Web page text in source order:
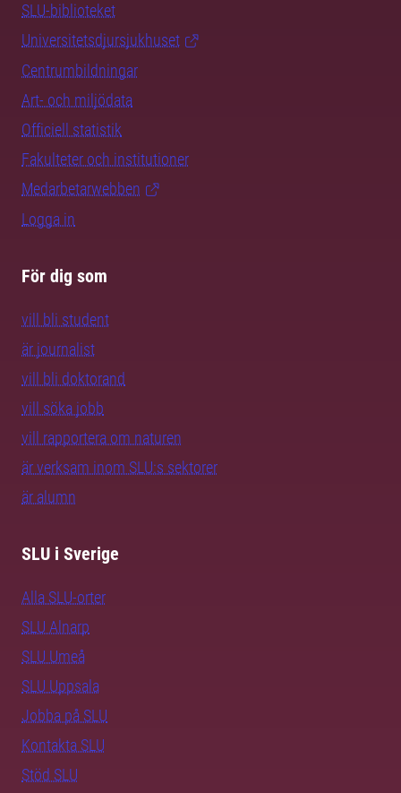
SLU-biblioteket
Universitetsdjursjukhuset
Centrumbildningar
Art- och miljödata
Officiell statistik
Fakulteter och institutioner
Medarbetarwebben
Logga in
För dig som
vill bli student
är journalist
vill bli doktorand
vill söka jobb
vill rapportera om naturen
är verksam inom SLU:s sektorer
är alumn
SLU i Sverige
Alla SLU-orter
SLU Alnarp
SLU Umeå
SLU Uppsala
Jobba på SLU
Kontakta SLU
Stöd SLU